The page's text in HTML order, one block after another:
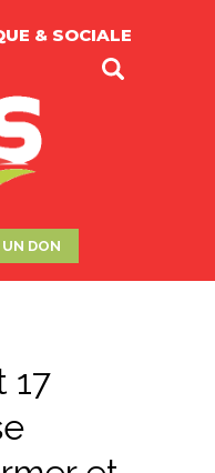
& SOCIALE
DON
17